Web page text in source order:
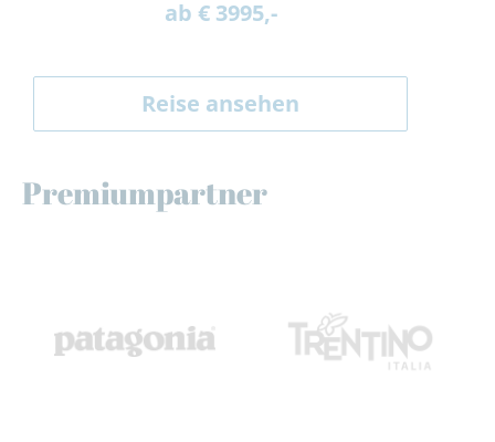
ab € 3995,-
Reise ansehen
Premiumpartner